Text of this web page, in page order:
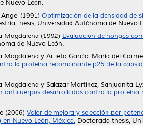
Nuevo León.
(1991) Optimización de la densidad de
thesis, Universidad Autónoma de Nuevo
Magdalena (1992) Evaluación de hongos
de Nuevo León.
Magdalena y Arrieta García, María del
la proteína recombinante p25 de la
Magdalena y Salazar Martínez, Sanjuanita
anticuerpos desarrollados contra la
(2006) Valor de mejora y selección por
en Nuevo León, México. Doctorado thesis,